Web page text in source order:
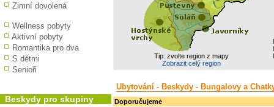
Zimní dovolená
Wellness pobyty
Aktivní pobyty
Romantika pro dva
S dětmi
Senioři
Beskydy pro skupiny
Tip: zvolte region z mapy
Zobrazit celý region
Ubytování - Beskydy - Bungalovy a
Doporučujeme